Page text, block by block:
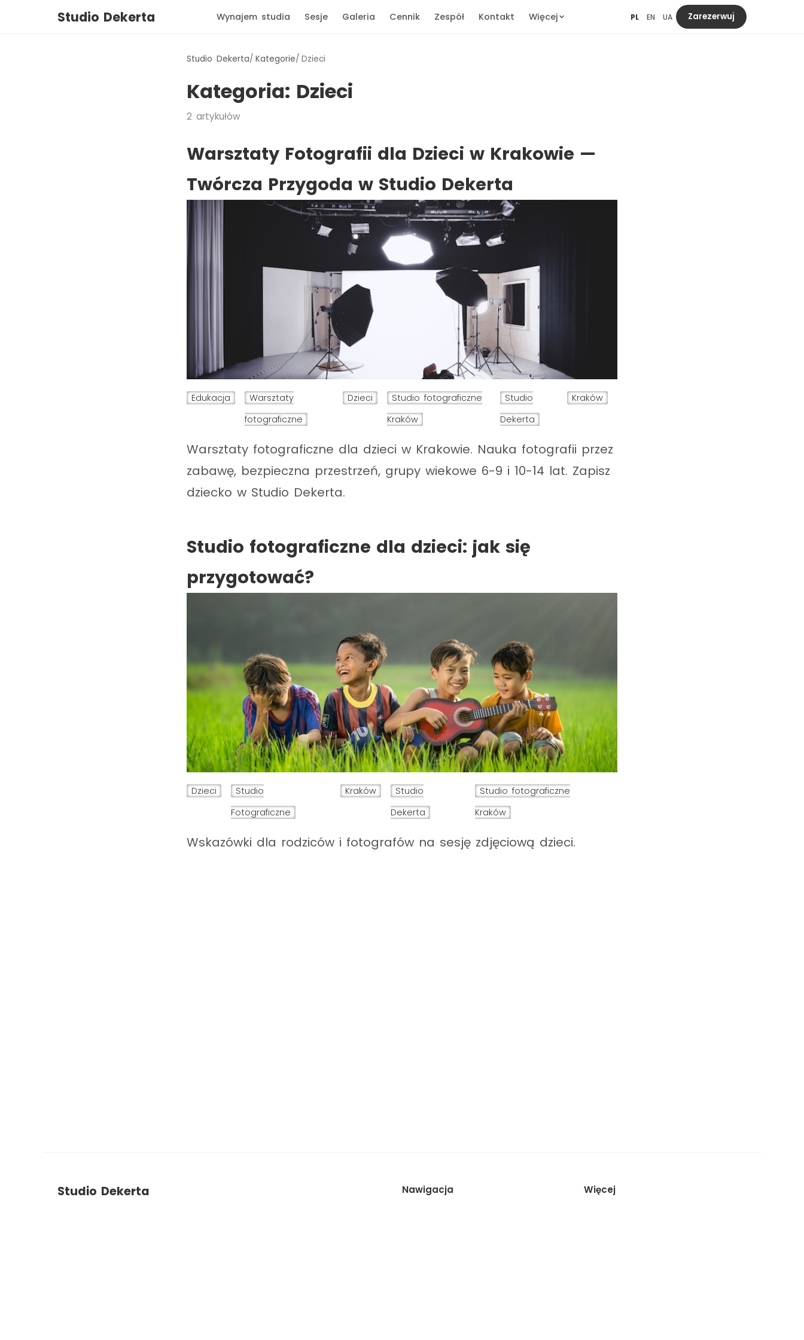
Studio Dekerta Wynajem studia Sesje Galeria Cennik Zespół Kontakt Więcej PL EN UA Zarezerwuj
Studio Dekerta Kategorie Dzieci
Kategoria: Dzieci
2 artykułów
Warsztaty Fotografii dla Dzieci w Krakowie —
Twórcza Przygoda w Studio Dekerta
Edukacja
Warsztaty
fotograficzne
Dzieci
Studio fotograficzne
Kraków
Studio
Dekerta
Kraków
Warsztaty fotograficzne dla dzieci w Krakowie. Nauka fotografii przez
zabawę, bezpieczna przestrzeń, grupy wiekowe 6-9 i 10-14 lat. Zapisz
dziecko w Studio Dekerta.
Studio fotograficzne dla dzieci: jak się
przygotować?
Dzieci
Studio
Fotograficzne
Kraków
Studio
Dekerta
Studio fotograficzne
Kraków
Wskazówki dla rodziców i fotografów na sesję zdjęciową dzieci.
Studio Dekerta Nawigacja Więcej